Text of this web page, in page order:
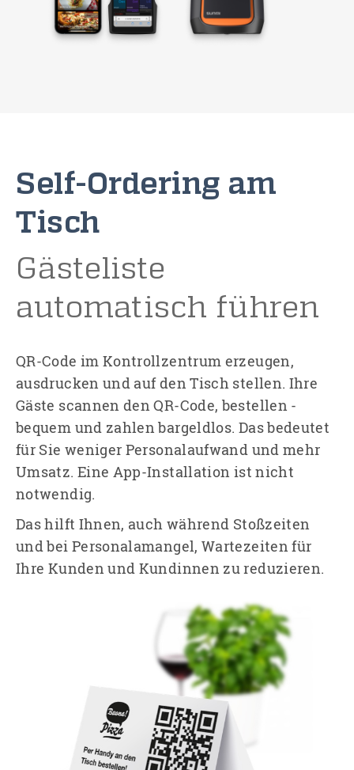
Self-Ordering am
Tisch
Gästeliste
automatisch führen
QR-Code im Kontrollzentrum erzeugen,
ausdrucken und auf den Tisch stellen. Ihre
Gäste scannen den QR-Code, bestellen ­
bequem und zahlen bargeldlos. Das bedeutet
für Sie weniger ­Personalaufwand und mehr
Umsatz. Eine App-Installation ist nicht
notwendig.
Das hilft Ihnen, auch während Stoßzeiten
und bei Personalamangel, Wartezeiten für
Ihre Kunden und Kundinnen zu reduzieren.